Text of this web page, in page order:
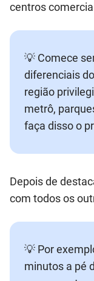
centros
💡 Comece
diferenciais
região
metrô,
faça disso o
Depois de
com todos os
💡 Por
minutos a pé